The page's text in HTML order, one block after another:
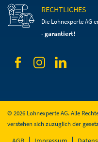
RECHTLICHES
Die Lohnexperte AG
-garantiert!
© 2026 Lohnexperte AG. Alle
verstehen sich zuzüglich der
Navigation